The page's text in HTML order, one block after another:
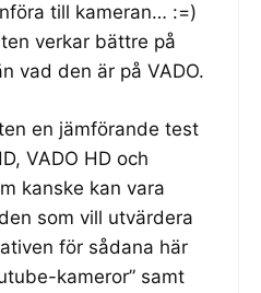
till kameran… :=)
verkar bättre på
vad den är på VADO.
en jämförande test
VADO HD och
kanske kan vara
som vill utvärdera
för sådana här
kameror” samt